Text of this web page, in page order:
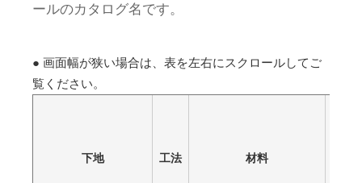
ールのカタログ名です。
● 画面幅が狭い場合は、表を左右にスクロールしてご
覧ください。
下地 工法 材料